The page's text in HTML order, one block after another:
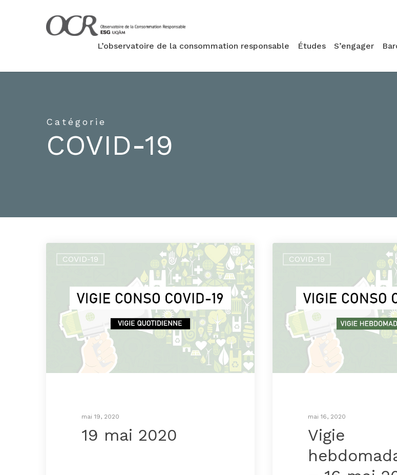
L’observatoire de la consommation responsable Études S’engager
Catégorie
COVID-19
COVID-19
mai 19, 2020
19 mai 2020
COVID-19
mai 16, 2020
Vigie